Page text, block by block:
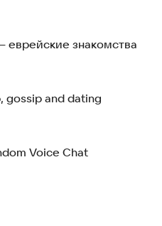
еврейские знакомства
gossip and dating
Voice Chat